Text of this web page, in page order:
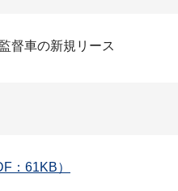
督車の新規リース
：61KB）